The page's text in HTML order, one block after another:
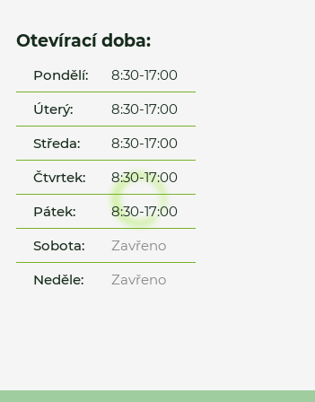
Otevírací doba:
Pondělí:
8:30-17:00
Úterý:
8:30-17:00
Středa:
8:30-17:00
Čtvrtek:
8:30-17:00
Pátek:
8:30-17:00
Sobota:
Zavřeno
Neděle:
Zavřeno